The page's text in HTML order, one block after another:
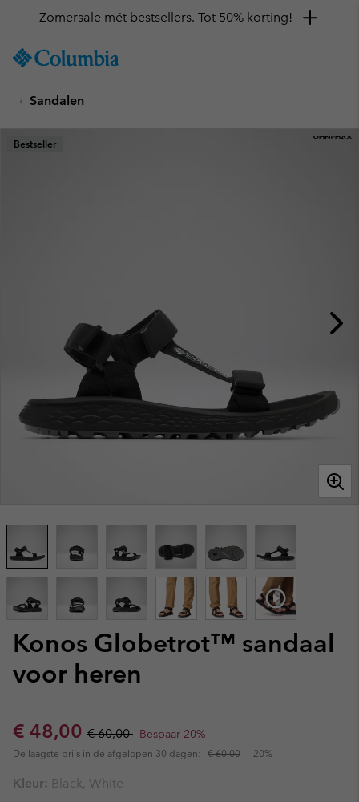
TO
SKIP
MAIN
NAV
Zomersale mét bestsellers. Tot 50% korting!
Sandalen
Konos Globetrot™ sandaal
voor heren
Sale price:
€ 48,00 Regular price:
€ 60,00 Bespaar 20%
De laagste prijs in de afgelopen 30 dagen: € 60,00 -20%
Bestseller
Kleur: Black, White